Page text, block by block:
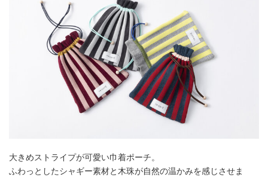
大きめストライプが可愛い巾着ポーチ。
ふわっとしたシャギー素材と木珠が自然の温かみを感じさせま